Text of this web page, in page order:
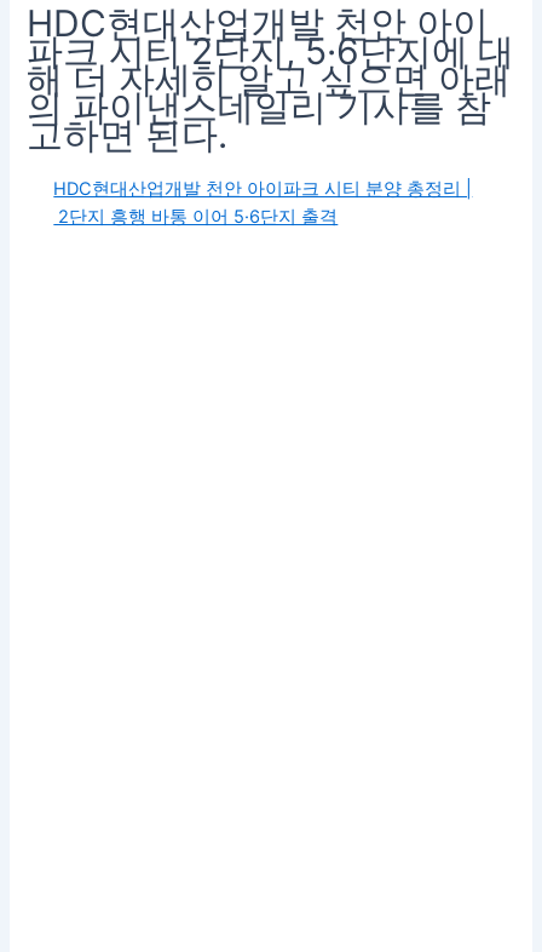
HDC현대산업개발 천안 아이
파크 시티 2단지, 5·6단지에 대
해 더 자세히 알고 싶으면 아래
의 파이낸스데일리 기사를 참
고하면 된다.
HDC현대산업개발 천안 아이파크 시티 분양 총정리 |
2단지 흥행 바통 이어 5·6단지 출격